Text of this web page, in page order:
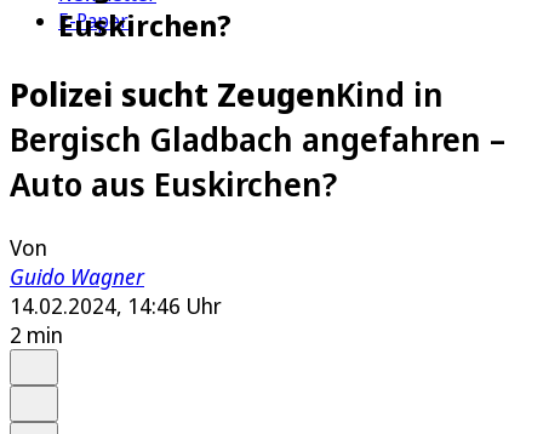
E-Paper
Euskirchen?
Polizei sucht ZeugenKind in
Bergisch Gladbach angefahren –
Auto aus Euskirchen?
Von
Guido Wagner
14.02.2024, 14:46 Uhr
2 min